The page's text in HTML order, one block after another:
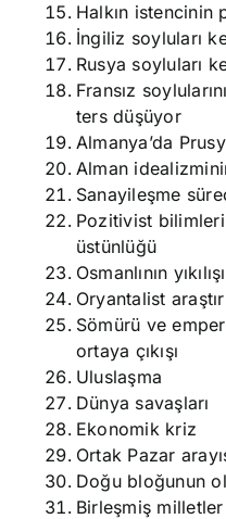
Halkın istencinin
İngiliz soyluları
Rusya soyluları
Fransız
ters düşüyor
Almanya’da
Alman
Sanayileşme
Pozitivist
üstünlüğü
Osmanlının yıkılışı
Oryantalist
Sömürü ve
ortaya çıkışı
Uluslaşma
Dünya savaşları
Ekonomik kriz
Ortak Pazar
Doğu bloğunun
Birleşmiş